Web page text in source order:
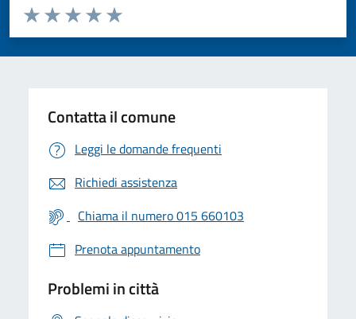
Valuta da 1 a 5 stelle la pagina
Valuta 5 stelle su 5
Valuta 4 stelle su 5
Valuta 3 stelle su 5
Valuta 2 stelle su 5
Valuta 1 stelle su 5
Contatta il comune
Leggi le domande frequenti
Richiedi assistenza
Chiama il numero 015 660103
Prenota appuntamento
Problemi in città